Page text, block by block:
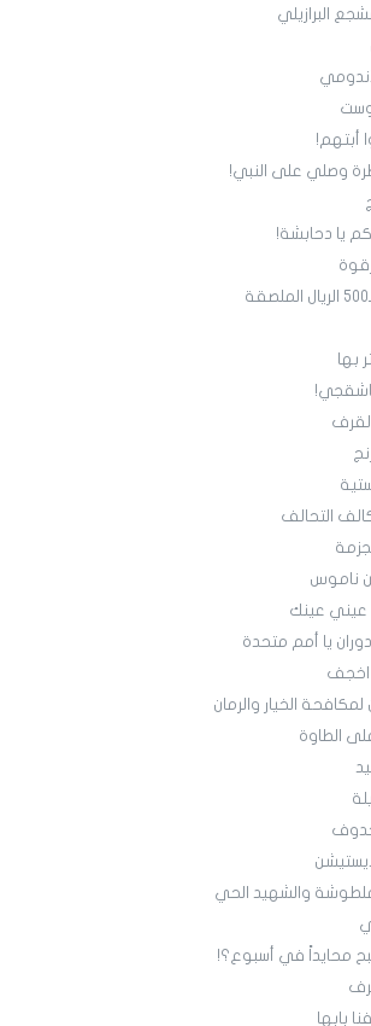
البرازيلي
أبتهم!
وصلي على النبي!
يا دحابشة!
بها
التحالف
ناموس
عينك
يا أمم متحدة
اخجف
الخيار والرمان
الطاوة
والشهيد الحي
محايداً في أسبوع؟!
بابها